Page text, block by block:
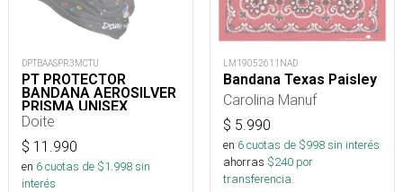
DPTBAASPR3MCTU
PT PROTECTOR
BANDANA AEROSILVER
PRISMA UNISEX
MULTICOLOR TU
Doite
$ 11.990
en 6cuotas de $1.998sin
interés
LM19052611NAD
Bandana Texas Paisley
Carolina Manuf
$ 5.990
en 6cuotas de $998sin interés
ahorras $240 por
transferencia.